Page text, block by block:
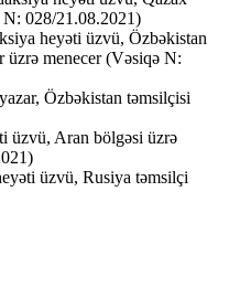
028/21.08.2021)
heyəti üzvü, Özbəkistan
menecer (Vəsiqə N:
Özbəkistan təmsilçisi
üzvü, Aran bölgəsi üzrə
üzvü, Rusiya təmsilçi